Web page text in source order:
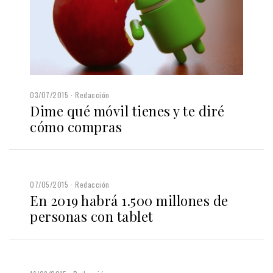
03/07/2015 Redacción
Dime qué móvil tienes y te diré
cómo compras
07/05/2015 Redacción
En 2019 habrá 1.500 millones de
personas con tablet